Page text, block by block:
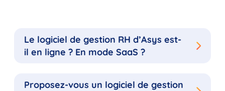
Le logiciel de gestion RH d’Asys est-
il en ligne ? En mode SaaS ?
Proposez-vous un logiciel de gestion